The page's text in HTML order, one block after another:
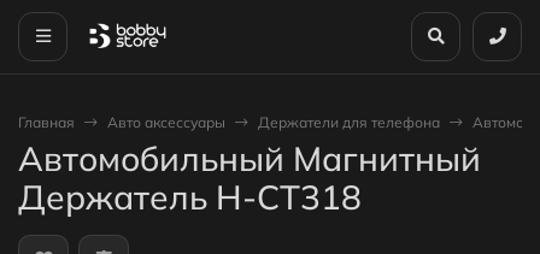
Главная Авто аксессуары Держатели для телефона
Автомобильный Магнитный
Держатель H-CT318